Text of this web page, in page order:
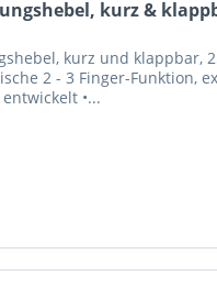
kurz &
kurz und klappbar,
2 - 3 Finger-Funktion,
•...